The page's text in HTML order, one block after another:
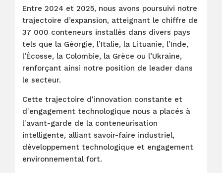
Entre 2024 et 2025, nous avons poursuivi notre
trajectoire d’expansion, atteignant le chiffre de
37 000 conteneurs installés dans divers pays
tels que la Géorgie, l’Italie, la Lituanie, l’Inde,
l’Écosse, la Colombie, la Grèce ou l’Ukraine,
renforçant ainsi notre position de leader dans
le secteur.
Cette trajectoire d'innovation constante et
d'engagement technologique nous a placés à
l'avant-garde de la conteneurisation
intelligente, alliant savoir-faire industriel,
développement technologique et engagement
environnemental fort.